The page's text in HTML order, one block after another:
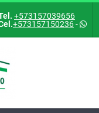
+573157039656
+573157150236-